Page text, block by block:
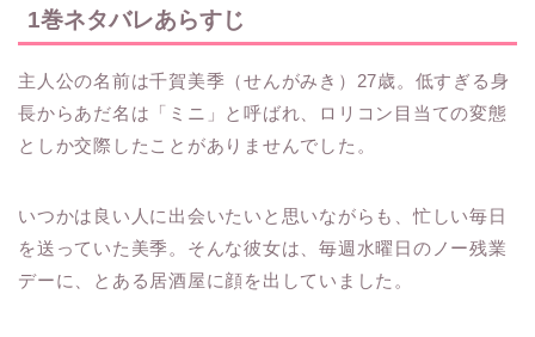
1巻ネタバレあらすじ
主人公の名前は千賀美季（せんがみき）27歳。低すぎる身
長からあだ名は「ミニ」と呼ばれ、ロリコン目当ての変態
としか交際したことがありませんでした。
いつかは良い人に出会いたいと思いながらも、忙しい毎日
を送っていた美季。そんな彼女は、毎週水曜日のノー残業
デーに、とある居酒屋に顔を出していました。